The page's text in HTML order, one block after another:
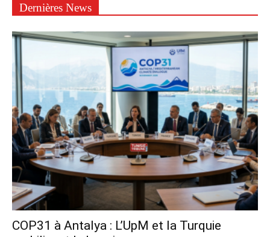
Dernières News
COP31 à Antalya : L’UpM et la Turquie